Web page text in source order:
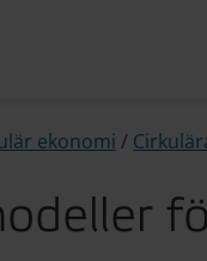
ekonomi /